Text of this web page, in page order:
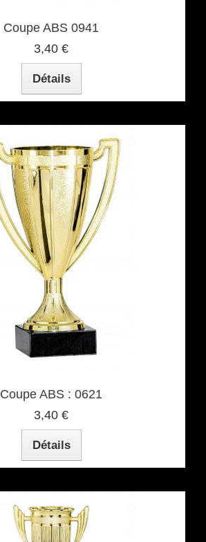
Coupe ABS 0941
3,40 €
Détails
Coupe ABS : 0621
3,40 €
Détails